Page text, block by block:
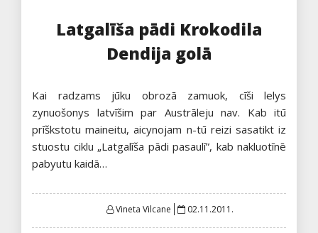
Latgalīša pādi Krokodila
Dendija golā
Kai radzams jūku obrozā zamuok, cīši lelys
zynuošonys latvīšim par Austrāleju nav. Kab itū
prīškstotu maineitu, aicynojam n-tū reizi sasatikt iz
stuostu ciklu „Latgalīša pādi pasaulī”, kab nakluotīnē
pabyutu kaidā…
Vineta Vilcane
Posted
02.11.2011.